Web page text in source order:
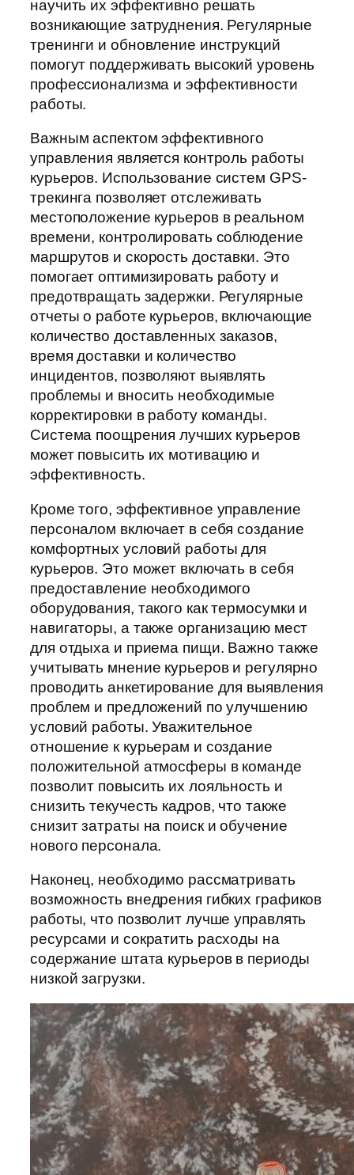
научить их эффективно решать
возникающие затруднения. Регулярные
тренинги и обновление инструкций
помогут поддерживать высокий уровень
профессионализма и эффективности
работы.
Важным аспектом эффективного
управления является контроль работы
курьеров. Использование систем GPS-
трекинга позволяет отслеживать
местоположение курьеров в реальном
времени, контролировать соблюдение
маршрутов и скорость доставки. Это
помогает оптимизировать работу и
предотвращать задержки. Регулярные
отчеты о работе курьеров, включающие
количество доставленных заказов,
время доставки и количество
инцидентов, позволяют выявлять
проблемы и вносить необходимые
корректировки в работу команды.
Система поощрения лучших курьеров
может повысить их мотивацию и
эффективность.
Кроме того, эффективное управление
персоналом включает в себя создание
комфортных условий работы для
курьеров. Это может включать в себя
предоставление необходимого
оборудования, такого как термосумки и
навигаторы, а также организацию мест
для отдыха и приема пищи. Важно также
учитывать мнение курьеров и регулярно
проводить анкетирование для выявления
проблем и предложений по улучшению
условий работы. Уважительное
отношение к курьерам и создание
положительной атмосферы в команде
позволит повысить их лояльность и
снизить текучесть кадров, что также
снизит затраты на поиск и обучение
нового персонала.
Наконец, необходимо рассматривать
возможность внедрения гибких графиков
работы, что позволит лучше управлять
ресурсами и сократить расходы на
содержание штата курьеров в периоды
низкой загрузки.